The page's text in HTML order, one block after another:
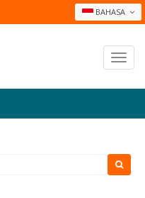
BAHASA